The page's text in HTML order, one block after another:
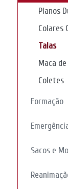
Planos
Colares
Talas
Maca
Coletes
Formação
Sacos e